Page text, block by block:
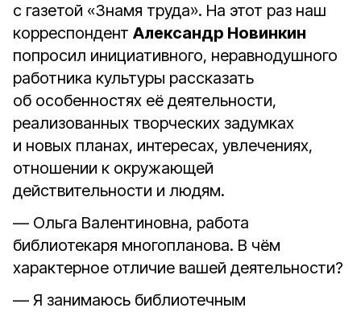
с газетой «Знамя труда». На этот раз наш
корреспондент Александр Новинкин
попросил инициативного, неравнодушного
работника культуры рассказать
об особенностях её деятельности,
реализованных творческих задумках
и новых планах, интересах, увлечениях,
отношении к окружающей
действительности и людям.
— Ольга Валентиновна, работа
библиотекаря многопланова. В чём
характерное отличие вашей деятельности?
— Я занимаюсь библиотечным